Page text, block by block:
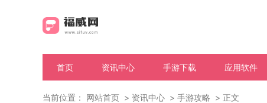
首页 资讯中心 手游下载 应用软件
当前位置： 网站首页 资讯中心 手游攻略 正文